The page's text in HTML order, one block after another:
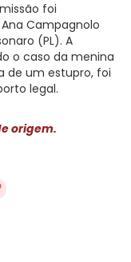
foi
Campagnolo
(PL). A
o caso da menina
de um estupro, foi
legal.
origem.